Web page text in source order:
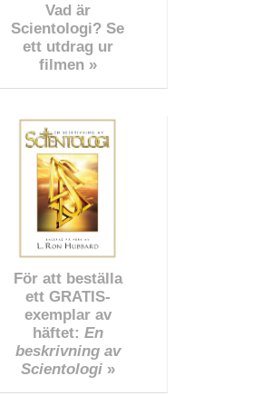
Vad är
Scientologi? Se
ett utdrag ur
filmen »
För att beställa
ett GRATIS-
exemplar av
häftet: En
beskrivning av
Scientologi»